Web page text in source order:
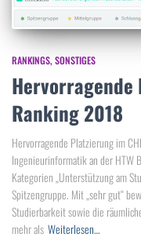
RANKINGS SONSTIGES
Hervorragende
Ranking 2018
Hervorragende Platzierung im
Ingenieurinformatik an der HTW
Kategorien „Unterstützung am
Spitzengruppe. Mit „sehr gut“
Studierbarkeit sowie die
mehr als Weiterlesen…